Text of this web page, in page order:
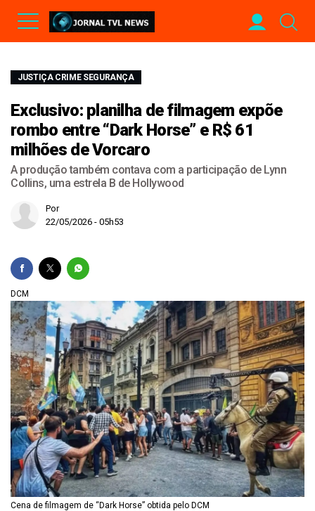
JUSTIÇA CRIME SEGURANÇA
Exclusivo: planilha de filmagem expõe
rombo entre “Dark Horse” e R$ 61
milhões de Vorcaro
A produção também contava com a participação de Lynn
Collins, uma estrela B de Hollywood
Por
22/05/2026 - 05h53
DCM
Cena de filmagem de “Dark Horse” obtida pelo DCM